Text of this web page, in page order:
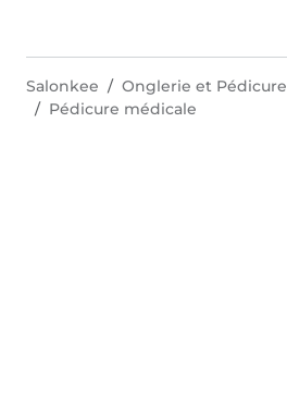
Salonkee Onglerie et Pédicure
Pédicure médicale